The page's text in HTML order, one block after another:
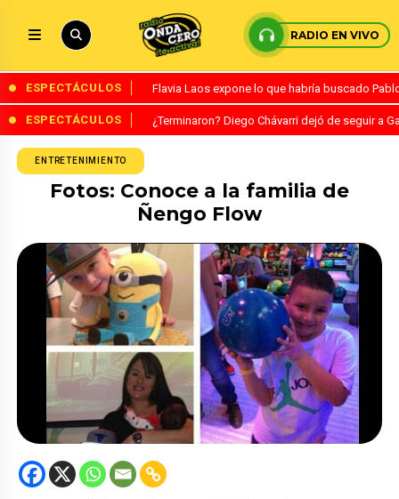
RADIO EN VIVO
ESPECTÁCULOS Flavia Laos expone lo que habría buscado
ESPECTÁCULOS ¿Terminaron? Diego Chávarri dejó de seguir a
ENTRETENIMIENTO
Fotos: Conoce a la familia de
Ñengo Flow